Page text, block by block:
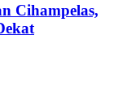
Cihampelas,